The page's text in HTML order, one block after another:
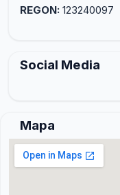
REGON: 123240097
Social Media
Mapa